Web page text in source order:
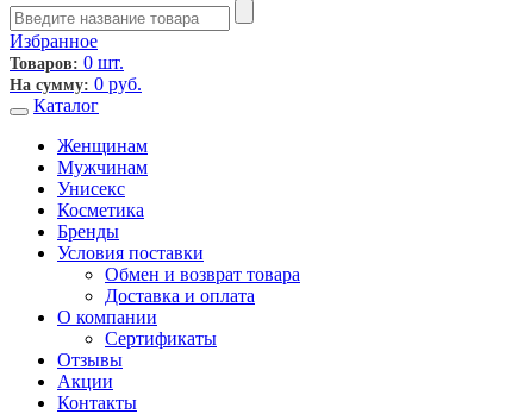
Избранное
Товаров: 0 шт.
На сумму: 0 руб.
Каталог
Женщинам
Мужчинам
Унисекс
Косметика
Бренды
Условия поставки
Обмен и возврат товара
Доставка и оплата
О компании
Сертификаты
Отзывы
Акции
Контакты